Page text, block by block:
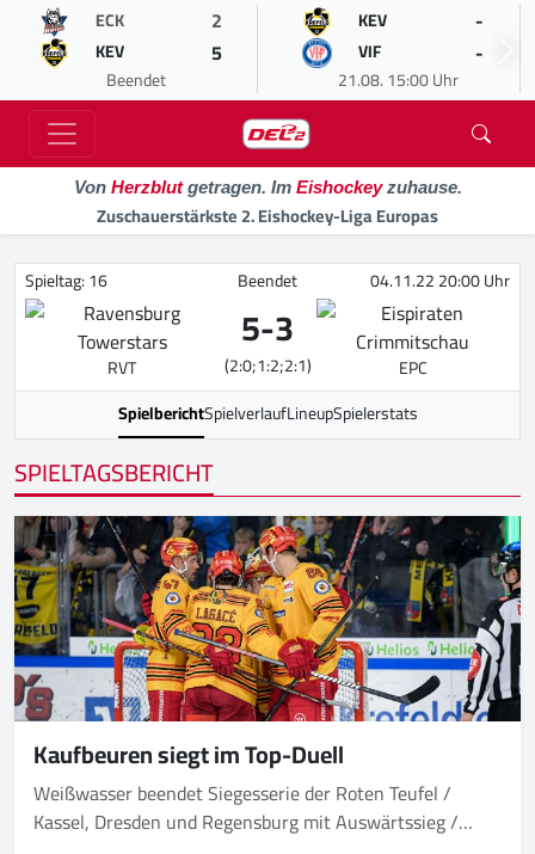
ECK 2
KEV 5
Beendet
KEV -
VIF -
21.08. 15:00 Uhr
Von Herzblutgetragen. Im Eishockeyzuhause.
Zuschauerstärkste 2. Eishockey-Liga Europas
Spieltag: 16 Beendet 04.11.22 20:00 Uhr
RVT
5-3
(2:0;1:2;2:1)
EPC
SpielberichtSpielverlaufLineupSpielerstats
SPIELTAGSBERICHT
Kaufbeuren siegt im Top-Duell
Weißwasser beendet Siegesserie der Roten Teufel /
Kassel, Dresden und Regensburg mit Auswärtssieg /